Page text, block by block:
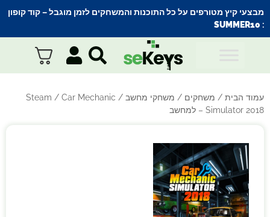
מבצעי קיץ מטורפים על כל התוכנות והמשחקים לזמן מוגבל – קוד קופון
:
SUMMER10
עמוד הבית / משחקים / משחקי מחשב /
Steam / Car Mechanic
Simulator 2018 – למחשב